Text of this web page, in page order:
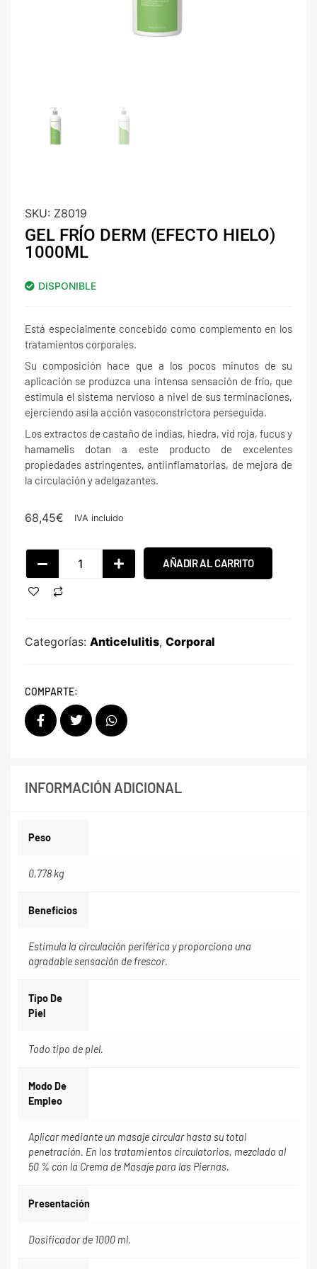
SKU: Z8019
GEL FRÍO DERM (EFECTO HIELO)
1000ML
DISPONIBLE
Está especialmente concebido como complemento en los
tratamientos corporales.
Su composición hace que a los pocos minutos de su
aplicación se produzca una intensa sensación de frío, que
estimula el sistema nervioso a nivel de sus terminaciones,
ejerciendo así la acción vasoconstrictora perseguida.
Los extractos de castaño de indias, hiedra, vid roja, fucus y
hamamelis dotan a este producto de excelentes
propiedades astringentes, antiinflamatorias, de mejora de
la circulación y adelgazantes.
68,45€ IVA incluido
AÑADIR AL CARRITO
Categorías: Anticelulitis, Corporal
COMPARTE:
INFORMACIÓN ADICIONAL
Peso
0,778 kg
Beneficios
Estimula la circulación periférica y proporciona una
agradable sensación de frescor.
Tipo De
Piel
Todo tipo de piel.
Modo De
Empleo
Aplicar mediante un masaje circular hasta su total
penetración. En los tratamientos circulatorios, mezclado al
50 % con la Crema de Masaje para las Piernas.
Presentación
Dosificador de 1000 ml.